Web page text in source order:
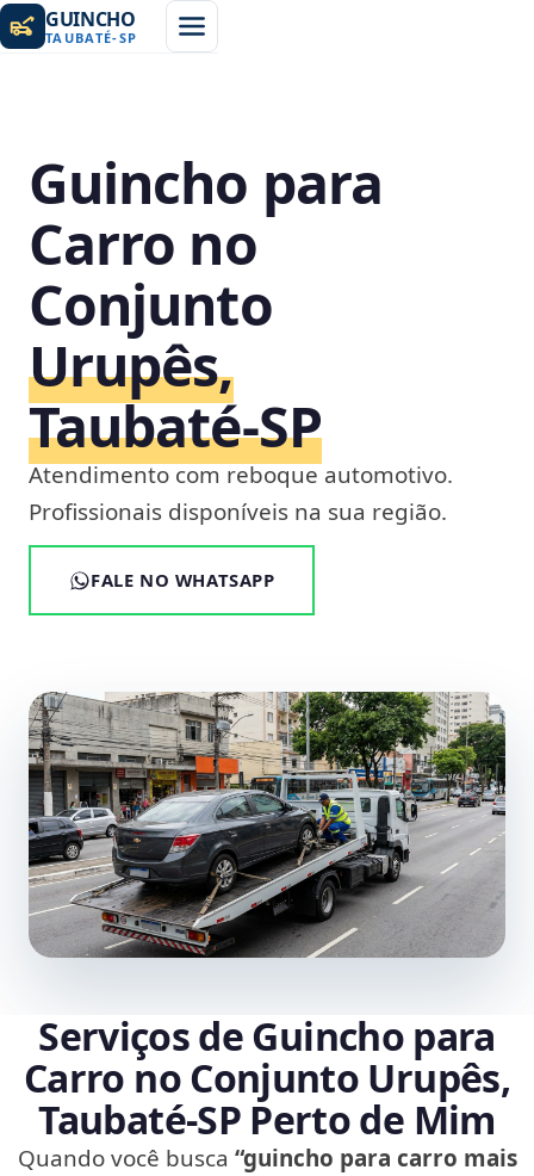
GUINCHO
TAUBATÉ-SP
Guincho para
Carro no
Conjunto
Urupês,
Taubaté‑SP
Atendimento com reboque automotivo.
Profissionais disponíveis na sua região.
FALE NO WHATSAPP
Serviços de Guincho para
Carro no Conjunto Urupês,
Taubaté‑SP Perto de Mim
Quando você busca “guincho para carro mais